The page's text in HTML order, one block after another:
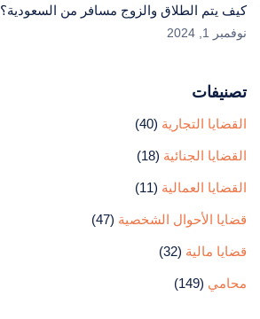
كيف يتم الطلاق والزوج مسافر من السعودية؟
نوفمبر 1, 2024
تصنيفات
القضايا التجارية (40)
القضايا الجنائية (18)
القضايا العمالية (11)
قضايا الأحوال الشخصية (47)
قضايا مالية (32)
محامي (149)